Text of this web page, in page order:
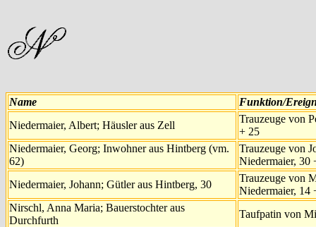
Name
Funktion/
Niedermaier, Albert; Häusler aus Zell
Trauzeuge von
+ 25
Niedermaier, Georg; Inwohner aus Hintberg (vm.
62)
Trauzeuge von
Niedermaier, 30
Niedermaier, Johann; Gütler aus Hintberg, 30
Trauzeuge von
Niedermaier, 14
Nirschl, Anna Maria; Bauerstochter aus
Durchfurth
Taufpatin von